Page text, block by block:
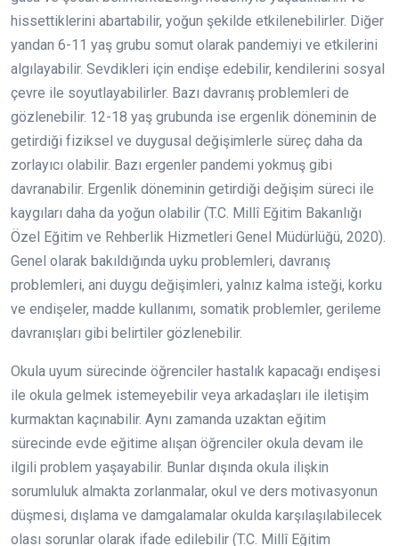
hissettiklerini abartabilir, yoğun şekilde etkilenebilirler. Diğer
yandan 6-11 yaş grubu somut olarak pandemiyi ve etkilerini
algılayabilir. Sevdikleri için endişe edebilir, kendilerini sosyal
çevre ile soyutlayabilirler. Bazı davranış problemleri de
gözlenebilir. 12-18 yaş grubunda ise ergenlik döneminin de
getirdiği fiziksel ve duygusal değişimlerle süreç daha da
zorlayıcı olabilir. Bazı ergenler pandemi yokmuş gibi
davranabilir. Ergenlik döneminin getirdiği değişim süreci ile
kaygıları daha da yoğun olabilir (T.C. Millî Eğitim Bakanlığı
Özel Eğitim ve Rehberlik Hizmetleri Genel Müdürlüğü, 2020).
Genel olarak bakıldığında uyku problemleri, davranış
problemleri, ani duygu değişimleri, yalnız kalma isteği, korku
ve endişeler, madde kullanımı, somatik problemler, gerileme
davranışları gibi belirtiler gözlenebilir.
Okula uyum sürecinde öğrenciler hastalık kapacağı endişesi
ile okula gelmek istemeyebilir veya arkadaşları ile iletişim
kurmaktan kaçınabilir. Aynı zamanda uzaktan eğitim
sürecinde evde eğitime alışan öğrenciler okula devam ile
ilgili problem yaşayabilir. Bunlar dışında okula ilişkin
sorumluluk almakta zorlanmalar, okul ve ders motivasyonun
düşmesi, dışlama ve damgalamalar okulda karşılaşılabilecek
olası sorunlar olarak ifade edilebilir (T.C. Millî Eğitim